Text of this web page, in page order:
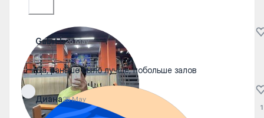
Gabit.b26 May
Да, раньше было лучше, побольше залов
Диана25 May
1